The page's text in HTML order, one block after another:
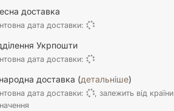
доставка
дата доставки:
Укрпошти
дата доставки:
доставка (детальніше)
дата доставки:
, залежить від країни